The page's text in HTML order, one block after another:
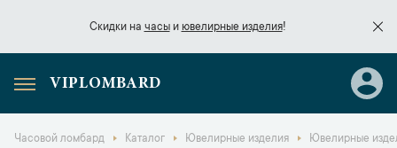
Скидки на часыи ювелирные изделия!
Скидки начасы
VIPLOMBARD
Часовой ломбард Каталог Ювелирные изделия Ювелирные